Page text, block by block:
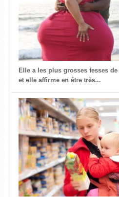
Elle a les plus grosses fesses
et elle affirme en être très...